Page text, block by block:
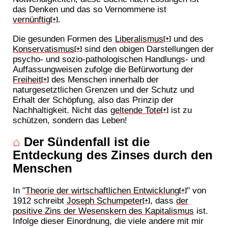
das Denken und das so Vernommene ist
vernünftig[+] .
Die gesunden Formen des Liberalismus[+] und des
Konservatismus[+] sind den obigen Darstellungen der
psycho- und sozio-pathologischen Handlungs- und
Auffassungweisen zufolge die Befürwortung der
Freiheit[+] des Menschen innerhalb der
naturgesetztlichen Grenzen und der Schutz und
Erhalt der Schöpfung, also das Prinzip der
Nachhaltigkeit. Nicht dasgeltende Tote[+] ist zu
schützen, sondern das Leben!
⌂ Der Sündenfall ist die
Entdeckung des Zinses durch den
Menschen
In "Theorie der wirtschaftlichen Entwicklung[+]" von
1912 schreibtJoseph Schumpeter[+] , dassder
positive Zins der Wesenskern des Kapitalismus ist.
Infolge dieser Einordnung, die viele andere mit mir